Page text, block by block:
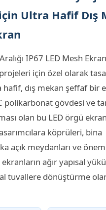
Ultra Hafif Dış
IP67 LED Mesh
için özel olarak
dış mekan şeffaf bir
polikarbonat gövdesi ve
olan bu LED örgü
köprüleri, bina
açık meydanları ve
ağır yapısal
tuvallere dönüştürme